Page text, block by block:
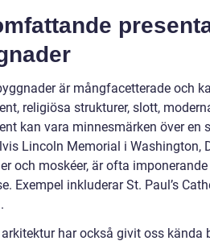
är mångfacetterade och
religiösa strukturer, slott,
kan vara minnesmärken över en
Lincoln Memorial i Washington,
och moskéer, är ofta
Exempel inkluderar St. Paul’s
har också givit oss kända